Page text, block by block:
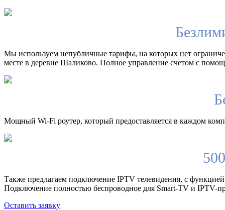
Мы используем непубличные тарифы, на которых нет
месте в деревне Шаликово. Полное управление счетом с
Мощный Wi-Fi роутер, который предоставляется в каждом
Также предлагаем подключение IPTV телевидения, с
Подключение полностью беспроводное для Smart-TV и IPTV-
Оставить заявку